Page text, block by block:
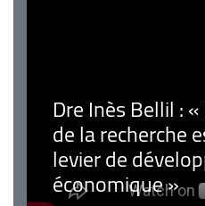
Dre Inès Bellil :
de la recherche
levier de
économique »